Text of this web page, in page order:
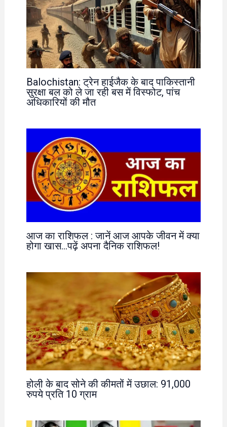
Balochistan: ट्रेन हाईजैक के बाद पाकिस्तानी
सुरक्षा बल को ले जा रही बस में विस्फोट, पांच
अधिकारियों की मौत
आज का राशिफल : जानें आज आपके जीवन में क्या
होगा खास…पढ़ें अपना दैनिक राशिफल!
होली के बाद सोने की कीमतों में उछाल: 91,000
रुपये प्रति 10 ग्राम